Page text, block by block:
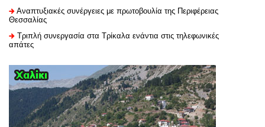
Αναπτυξιακές συνέργειες με πρωτοβουλία της Περιφέρειας
Θεσσαλίας
Τριπλή συνεργασία στα Τρίκαλα ενάντια στις τηλεφωνικές
απάτες